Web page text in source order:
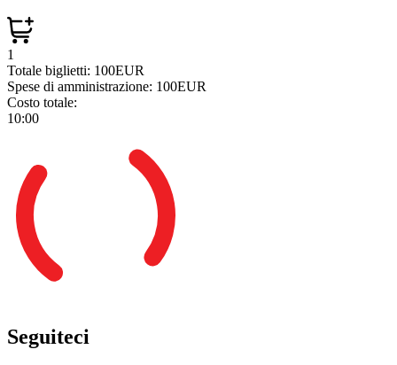
1
Totale biglietti: 100EUR
Spese di amministrazione: 100EUR
Costo totale:
10:00
Seguiteci